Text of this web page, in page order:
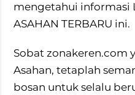
mengetahui informasi
ASAHAN TERBARU ini.
Sobat zonakeren.com
Asahan, tetaplah
bosan untuk selalu